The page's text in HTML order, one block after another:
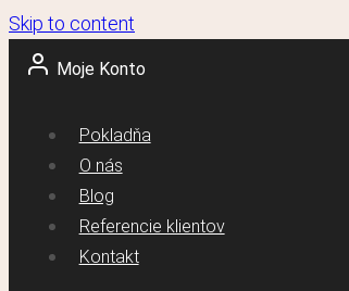
Skip to content
Moje Konto
Pokladňa
O nás
Blog
Referencie klientov
Kontakt